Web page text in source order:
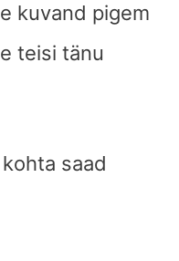
kuvand pigem
teisi tänu
saad